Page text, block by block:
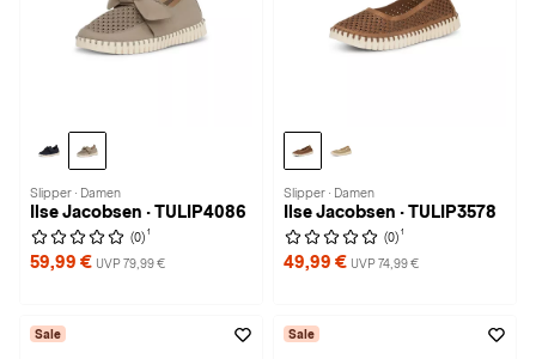
Slipper · Damen
Ilse Jacobsen · TULIP4086
(0) 1
59,99 € UVP 79,99 €
Slipper · Damen
Ilse Jacobsen · TULIP3578
(0) 1
49,99 € UVP 74,99 €
Sale Sale